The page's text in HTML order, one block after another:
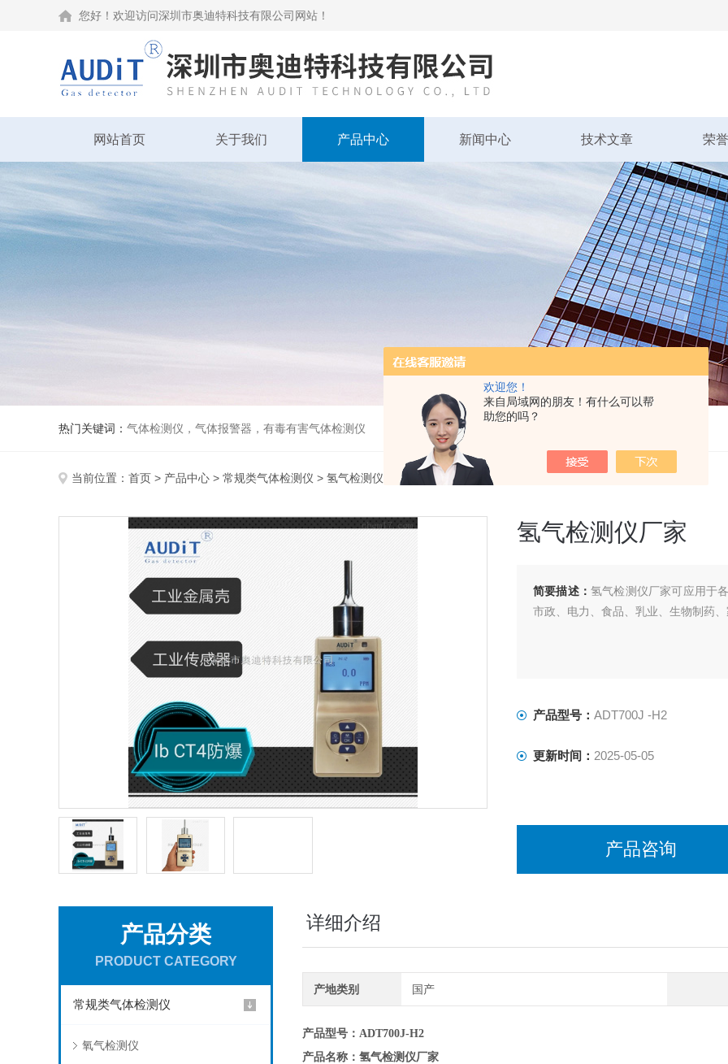
欢迎您！
来自局域网的朋友！有什么可以帮
助您的吗？
您好！欢迎访问深圳市奥迪特科技有限公司网站！
网站首页 关于我们 产品中心 新闻中心 技术文章 荣
热门关键词： 气体检测仪，气体报警器，有毒有害气体检测仪
当前位置： 首页 > 产品中心 > 常规类气体检测仪 > 氢气检测仪 > ADT700J -H2氢气检测仪厂家
氢气检测仪厂家
简要描述： 氢气检测仪厂家可应用于
市政、电力、食品、乳业、生物制药
产品型号： ADT700J -H2
更新时间： 2025-05-05
产品咨询
产品分类
PRODUCT CATEGORY
常规类气体检测仪
氧气检测仪
详细介绍
产地类别 国产
产品型号 ：ADT700J-H2
产品名称 ： 氢气检测仪厂家